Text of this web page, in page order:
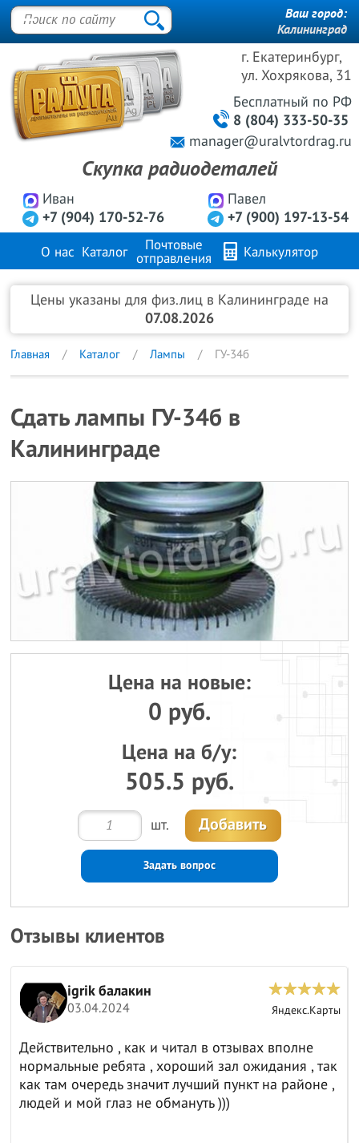
г. Екатеринбург,
ул. Хохрякова, 31
Иван
+7 (904) 170-52-76
Павел
+7 (900) 197-13-54
Бесплатный по РФ
8 (804) 333-50-35
manager@uralvtordrag.ru
Скупка радиодеталей
Ваш город:
Калининград
О нас Каталог
Почтовые
отправления
Калькулятор
Продажа металлов FAQ
Цены указаны для физ.лиц в Калининграде на
07.08.2026
Главная Каталог Лампы ГУ-34б
Сдать лампы ГУ-34б в
Калининграде
Цена на новые:
0 руб.
Цена на б/у:
505.5 руб.
шт. Добавить
Задать вопрос
Отзывы клиентов
igrik балакин
03.04.2024 Яндекс.Карты
Действительно , как и читал в отзывах вполне
нормальные ребята , хороший зал ожидания , так
как там очередь значит лучший пункт на районе ,
людей и мой глаз не обмануть )))